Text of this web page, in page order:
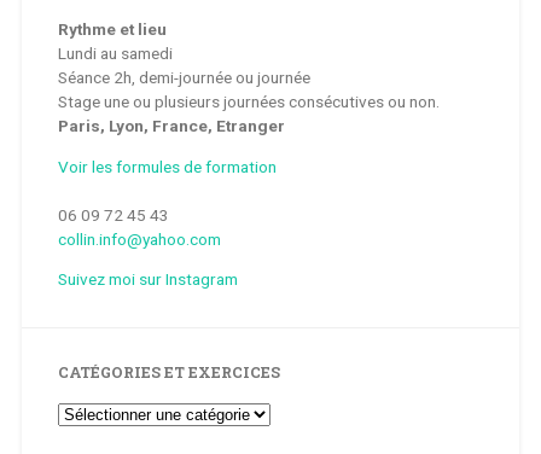
Rythme et lieu
Lundi au samedi
Séance 2h, demi-journée ou journée
Stage une ou plusieurs journées consécutives ou non.
Paris, Lyon, France, Etranger
Voir les formules de formation
06 09 72 45 43
collin.info@yahoo.com
Suivez moi sur Instagram
CATÉGORIES ET EXERCICES
Catégories
et